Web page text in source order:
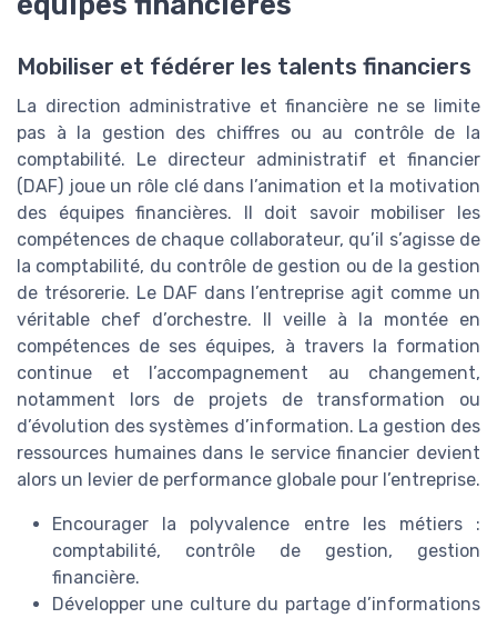
Mobiliser et fédérer les talents financiers
La direction administrative et financière ne se limite
pas à la gestion des chiffres ou au contrôle de la
comptabilité. Le directeur administratif et financier
(DAF) joue un rôle clé dans l’animation et la motivation
des équipes financières. Il doit savoir mobiliser les
compétences de chaque collaborateur, qu’il s’agisse de
la comptabilité, du contrôle de gestion ou de la gestion
de trésorerie. Le DAF dans l’entreprise agit comme un
véritable chef d’orchestre. Il veille à la montée en
compétences de ses équipes, à travers la formation
continue et l’accompagnement au changement,
notamment lors de projets de transformation ou
d’évolution des systèmes d’information. La gestion des
ressources humaines dans le service financier devient
alors un levier de performance globale pour l’entreprise.
Encourager la polyvalence entre les métiers :
comptabilité, contrôle de gestion, gestion
financière.
Développer une culture du partage d’informations